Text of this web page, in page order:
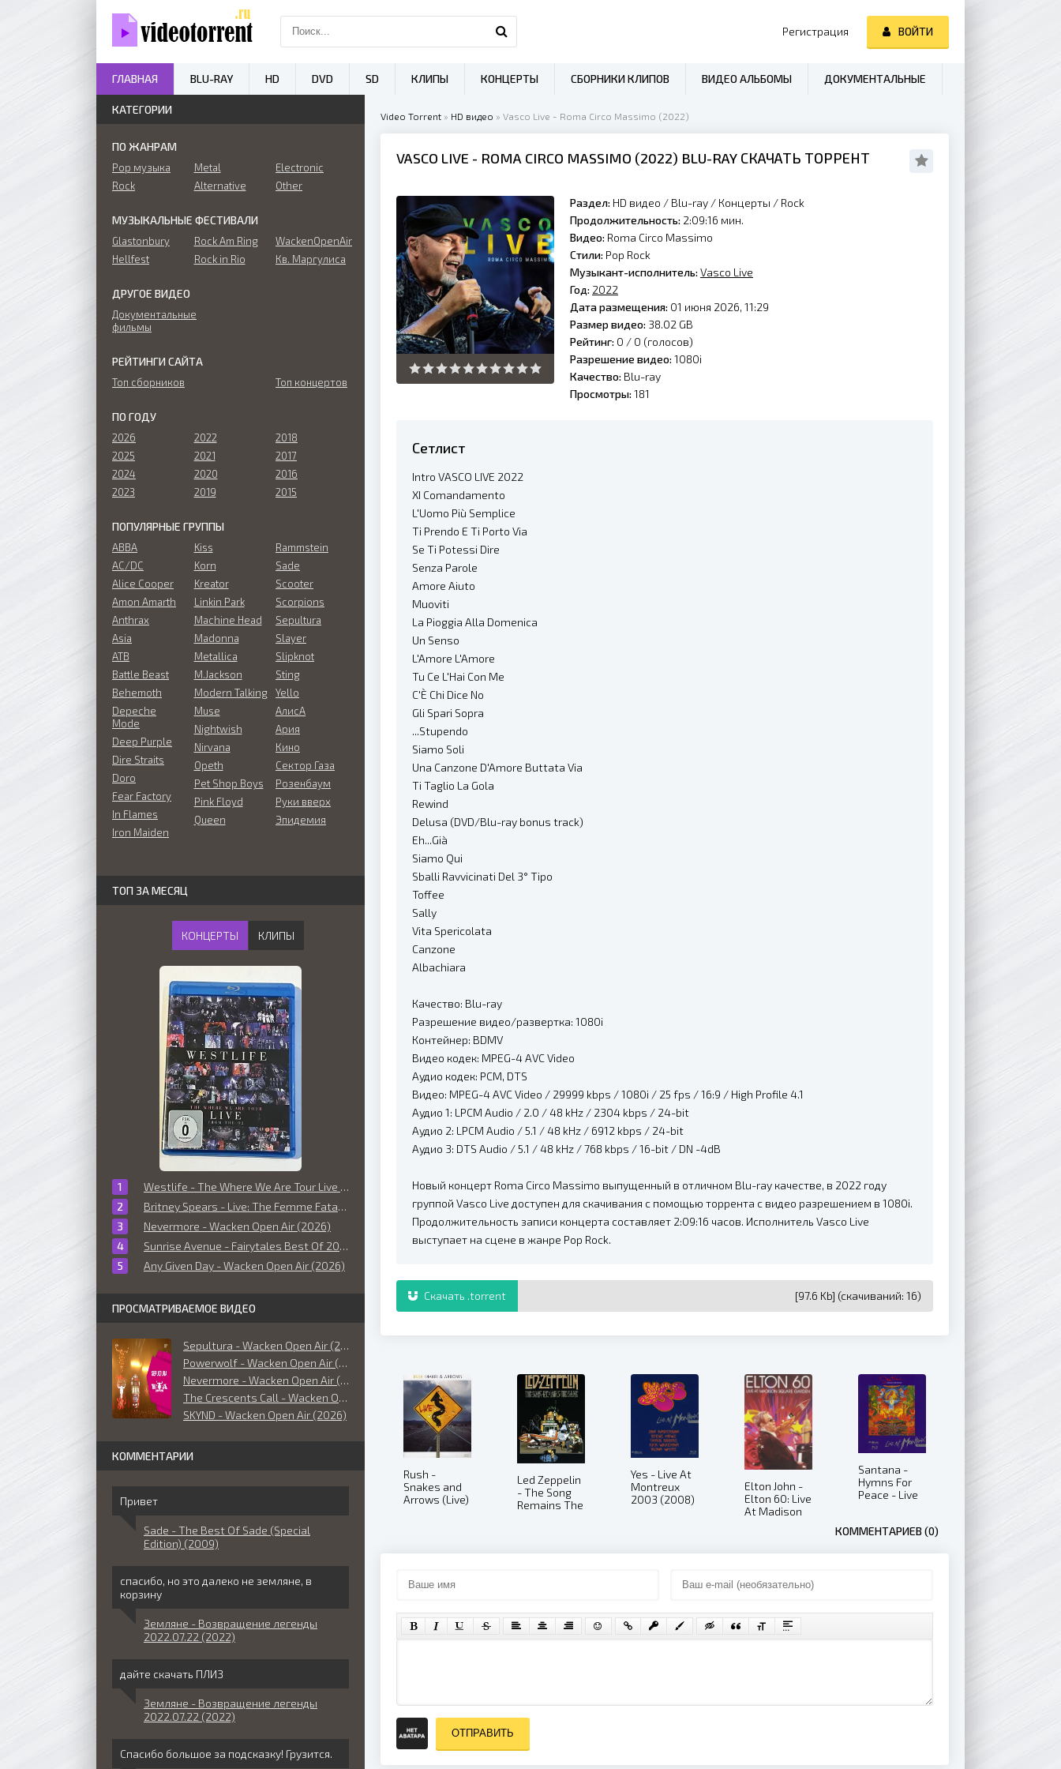
Video Torrent » HD видео » Vasco Live - Roma Circo Massimo (2022)
VASCO LIVE - ROMA CIRCO MASSIMO (2022) BLU-RAY СКАЧАТЬ ТОРРЕНТ
Раздел: HD видео / Blu-ray / Концерты / Rock
Продолжительность: 2:09:16 мин.
Видео: Roma Circo Massimo
Стили: Pop Rock
Музыкант-исполнитель: Vasco Live
Год: 2022
Дата размещения: 01 июня 2026, 11:29
Размер видео: 38.02 GB
Рейтинг: 0 / 0 (голосов)
Разрешение видео: 1080i
Качество: Blu-ray
Просмотры: 181
Сетлист
Intro VASCO LIVE 2022
XI Comandamento
L'Uomo Più Semplice
Ti Prendo E Ti Porto Via
Se Ti Potessi Dire
Senza Parole
Amore Aiuto
Muoviti
La Pioggia Alla Domenica
Un Senso
L'Amore L'Amore
Tu Ce L'Hai Con Me
C'È Chi Dice No
Gli Spari Sopra
...Stupendo
Siamo Soli
Una Canzone D'Amore Buttata Via
Ti Taglio La Gola
Rewind
Delusa (DVD/Blu-ray bonus track)
Eh...Già
Siamo Qui
Sballi Ravvicinati Del 3° Tipo
Toffee
Sally
Vita Spericolata
Canzone
Albachiara
Качество: Blu-ray
Разрешение видео/развертка: 1080i
Контейнер: BDMV
Видео кодек: MPEG-4 AVC Video
Аудио кодек: PCM, DTS
Видео: MPEG-4 AVC Video / 29999 kbps / 1080i / 25 fps / 16:9 / High Profile 4.1
Аудио 1: LPCM Audio / 2.0 / 48 kHz / 2304 kbps / 24-bit
Аудио 2: LPCM Audio / 5.1 / 48 kHz / 6912 kbps / 24-bit
Аудио 3: DTS Audio / 5.1 / 48 kHz / 768 kbps / 16-bit / DN -4dB
Новый концерт Roma Circo Massimo выпущенный в отличном Blu-ray качестве, в 2022 году
группой Vasco Live доступен для скачивания с помощью торрента с видео разрешением в 1080i.
Продолжительность записи концерта составляет 2:09:16 часов. Исполнитель Vasco Live
выступает на сцене в жанре Pop Rock.
Скачать .torrent [97.6 Kb] (cкачиваний: 16)
Rush -
Snakes and
Arrows (Live)
Led Zeppelin
- The Song
Remains The
(2007)
Yes - Live At
Montreux
2003 (2008)
Elton John -
Elton 60: Live
At Madison
Santana -
Hymns For
Peace - Live
КОММЕНТАРИЕВ (0)
ОТПРАВИТЬ
КАТЕГОРИИ
ПО ЖАНРАМ
Pop музыка
Rock
Metal
Alternative
Electronic
Other
МУЗЫКАЛЬНЫЕ ФЕСТИВАЛИ
Glastonbury
Hellfest
Rock Am Ring
Rock in Rio
WackenOpenAir
Кв. Маргулиса
ДРУГОЕ ВИДЕО
Документальные
фильмы
РЕЙТИНГИ САЙТА
Топ сборников Топ концертов
ПО ГОДУ
2026
2025
2024
2023
2022
2021
2020
2019
2018
2017
2016
2015
ПОПУЛЯРНЫЕ ГРУППЫ
ABBA
AC/DC
Alice Cooper
Amon Amarth
Anthrax
Asia
ATB
Battle Beast
Behemoth
Depeche
Mode
Deep Purple
Dire Straits
Doro
Fear Factory
In Flames
Iron Maiden
Kiss
Korn
Kreator
Linkin Park
Machine Head
Madonna
Metallica
M.Jackson
Modern Talking
Muse
Nightwish
Nirvana
Opeth
Pet Shop Boys
Pink Floyd
Queen
Rammstein
Sade
Scooter
Scorpions
Sepultura
Slayer
Slipknot
Sting
Yello
АлисА
Ария
Кино
Сектор Газа
Розенбаум
Руки вверх
Эпидемия
ТОП ЗА МЕСЯЦ
КОНЦЕРТЫ КЛИПЫ
Westlife - The Where We Are Tour Live From The O2 (2010)
Britney Spears - Live: The Femme Fatale Tour (2011)
Nevermore - Wacken Open Air (2026)
Sunrise Avenue - Fairytales Best Of 2006-2014 (Live at O² World Hamburg) (2014)
Any Given Day - Wacken Open Air (2026)
ПРОСМАТРИВАЕМОЕ ВИДЕО
Sepultura - Wacken Open Air (2026)
Powerwolf - Wacken Open Air (2026)
Nevermore - Wacken Open Air (2026)
The Crescents Call - Wacken Open Air (2026)
SKYND - Wacken Open Air (2026)
КОММЕНТАРИИ
Привет
Sade - The Best Of Sade (Special
Edition) (2009)
спасибо, но это далеко не земляне, в
корзину
Земляне - Возвращение легенды
2022.07.22 (2022)
дайте скачать ПЛИЗ
Земляне - Возвращение легенды
2022.07.22 (2022)
Спасибо большое за подсказку! Грузится.
Регистрация ВОЙТИ
ГЛАВНАЯ BLU-RAY HD DVD SD КЛИПЫ КОНЦЕРТЫ СБОРНИКИ КЛИПОВ ВИДЕО АЛЬБОМЫ ДОКУМЕНТАЛЬНЫЕ